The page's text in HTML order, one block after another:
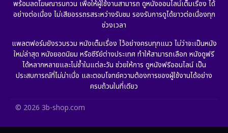
Gothic (6)
HBO GO (10)
HBO Max (2)
Healing
Heist (7)
พร้อมลดโฆษณารบกวน เพื่อให้ผู้ใช้งานสามารถ ดูหนังออนไลน์เต็มเรื่อง ได้
อย่างต่อเนื่อง ไม่เสียอรรถรสระหว่างรับชม รองรับการดูได้ยาวต่อเนื่องทุก
ช่วงเวลา
แพลตฟอร์มยังรวบรวม หนังเต็มเรื่อง ไว้อย่างครบทุกแนว ไม่ว่าจะเป็นหนัง
ใหม่ล่าสุด หนังยอดนิยม หรือซีรีย์ต่างประเทศ ทำให้สามารถเลือก หนังดูฟรี
ได้หลากหลายและไม่ซ้ำในแต่ละวัน ช่วยให้การ ดูหนังฟรีออนไลน์ เป็น
ประสบการณ์ที่ไม่น่าเบื่อ และตอบโจทย์ความต้องการของผู้ใช้งานได้อย่าง
ครบถ้วนในที่เดียว
© 2026 3b-shop.com